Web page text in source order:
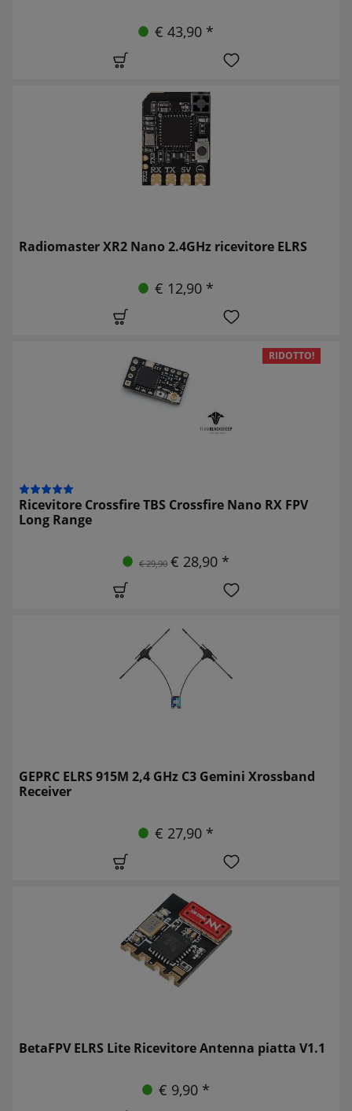
€ 43,90 *
Radiomaster XR2 Nano 2.4GHz ricevitore ELRS
€ 12,90 *
RIDOTTO!
Ricevitore Crossfire TBS Crossfire Nano RX FPV
Long Range
€ 29,90 € 28,90 *
GEPRC ELRS 915M 2,4 GHz C3 Gemini Xrossband
Receiver
€ 27,90 *
BetaFPV ELRS Lite Ricevitore Antenna piatta V1.1
€ 9,90 *